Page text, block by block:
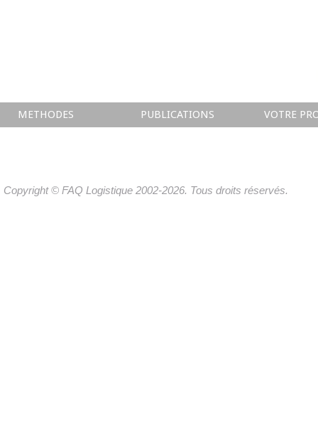
METHODES PUBLICATIONS VOTRE
Copyright © FAQ Logistique 2002-2026. Tous droits réservés.